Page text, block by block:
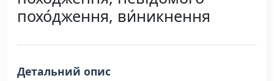
похо́дження, ви́никнення
Детальний опис